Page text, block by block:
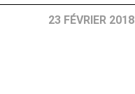
23 FÉVRIER 2018